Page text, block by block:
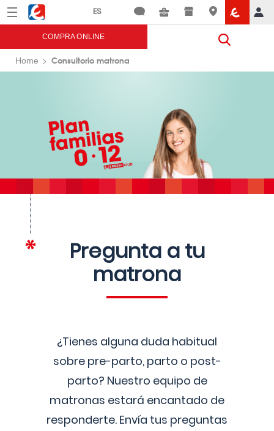
Menú Eroski
COMPRA ONLINE
Home Consultorio matrona
Pregunta a tu
matrona
¿Tienes alguna duda habitual
sobre pre-parto, parto o post-
parto? Nuestro equipo de
matronas estará encantado de
responderte. Envía tus preguntas